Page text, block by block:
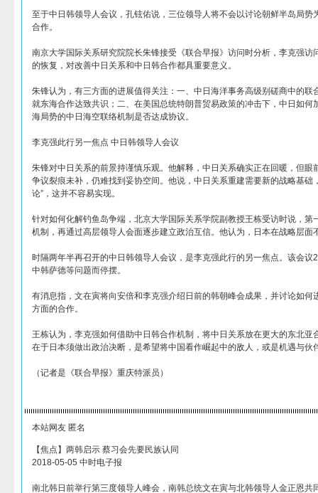
至于中日韩领导人会议，孔铉佑说，三位领导人将不会以讨论朝鲜半岛局势
合作。
南京大学国际关系研究院院长朱锋接受《联合早报》访问时分析，李克强访
的恢复，对改善中日关系和中日韩合作都具重要意义。
朱锋认为，有三方面的进展值得关注：一、中日海洋事务高级别磋商中的联
就东海合作达致共识；二、在美国总统特朗普贸易政策的冲击下，中日如何
海局势的中日海空联络机制是否达成协议。
李克强此行另一焦点 中日韩领导人会议
朱锋对中日关系的前景持谨慎乐观。他解释，中日关系确实正在回暖，但眼
争议裂痕未补，仍难找到妥协空间。他说，中日关系重建需要新的战略基础
论”，这并不容易实现。
针对如何化解钓鱼岛争端，北京大学国际关系学院副教授王栋受访时说，第
机制，再通过高层领导人会面逐步建立政治互信。他认为，日本在战略层面
时隔两年半再召开的中日韩领导人会议，是李克强此行的另一焦点。该会
中韩萨德等问题而停摆。
有消息指，文在寅将向安倍和李克强介绍日前的韩朝峰会成果，并讨论如何
方面的合作。
王栋认为，李克强如何借助中日韩合作机制，将中日关系放在更大的东北亚
在于日本须做出政治决断，是希望将中国看作崛起中的敌人，或是机遇与伙
（记者是《联合早报》重庆特派员）
本站网友 匿名
【焦点】两韩启示 蔡习会先要民族认同
2018-05-05 中时电子报
南北韩日前举行第三度领导人峰会，南韩总统文在寅与北韩领导人金正恩共